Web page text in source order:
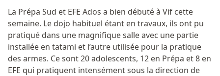
La Prépa Sud et EFE Ados a bien débuté à Vif cette
semaine. Le dojo habituel étant en travaux, ils ont pu
pratiqué dans une magnifique salle avec une partie
installée en tatami et l’autre utilisée pour la pratique
des armes. Ce sont 20 adolescents, 12 en Prépa et 8 en
EFE qui pratiquent intensément sous la direction de